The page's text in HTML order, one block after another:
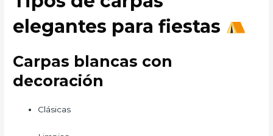
elegantes para fiestas
Carpas blancas con
decoración
Clásicas